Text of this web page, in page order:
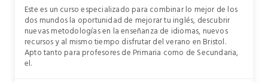
Este es un curso especializado para combinar lo mejor de los
dos mundos la oportunidad de mejorar tu inglés, descubrir
nuevas metodologías en la enseñanza de idiomas, nuevos
recursos y al mismo tiempo disfrutar del verano en Bristol.
Apto tanto para profesores de Primaria como de Secundaria,
el.